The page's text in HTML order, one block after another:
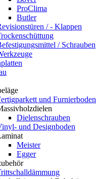
ProClima
Butler
/ - Klappen
/ Schrauben
und Furnierboden
Dielenschrauben
und Designboden
Meister
Egger